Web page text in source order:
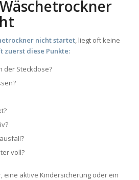
nicht startet, liegt oft keine
zuerst diese Punkte:
der Steckdose?
voll?
eine aktive Kindersicherung oder ein